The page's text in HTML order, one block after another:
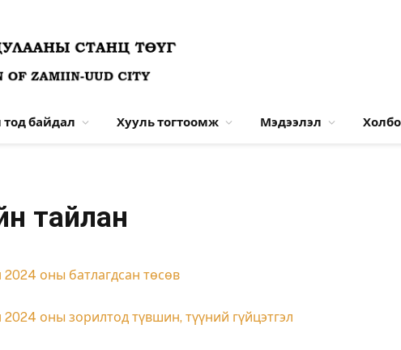
тод байдал Хууль тогтоомж Мэдээлэл
тайлан
оны батлагдсан төсөв
оны зорилтод түвшин, түүний гүйцэтгэл